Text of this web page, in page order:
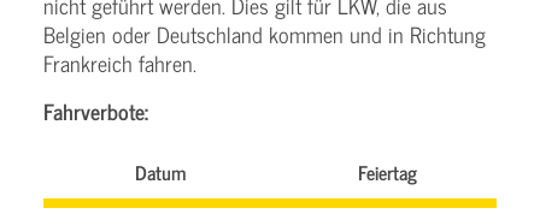
Belgien oder Deutschland kommen und in Richtung
Frankreich fahren.
Fahrverbote:
Datum Feiertag